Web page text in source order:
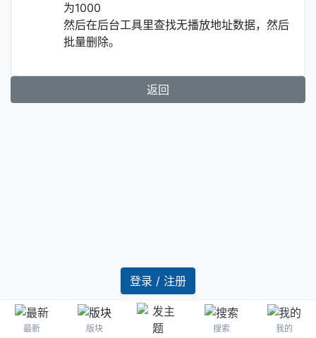
最新 版块 搜索 我的
登录 / 注册
为1000
然后在后台工具里查找无播放地址数据，然后
批量删除。
返回